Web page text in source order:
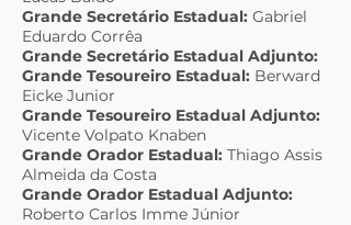
Grande Secretário Estadual: Gabriel
Eduardo Corrêa
Grande Secretário Estadual Adjunto:
Grande Tesoureiro Estadual: Berward
Eicke Junior
Grande Tesoureiro Estadual Adjunto:
Vicente Volpato Knaben
Grande Orador Estadual: Thiago Assis
Almeida da Costa
Grande Orador Estadual Adjunto:
Roberto Carlos Imme Júnior